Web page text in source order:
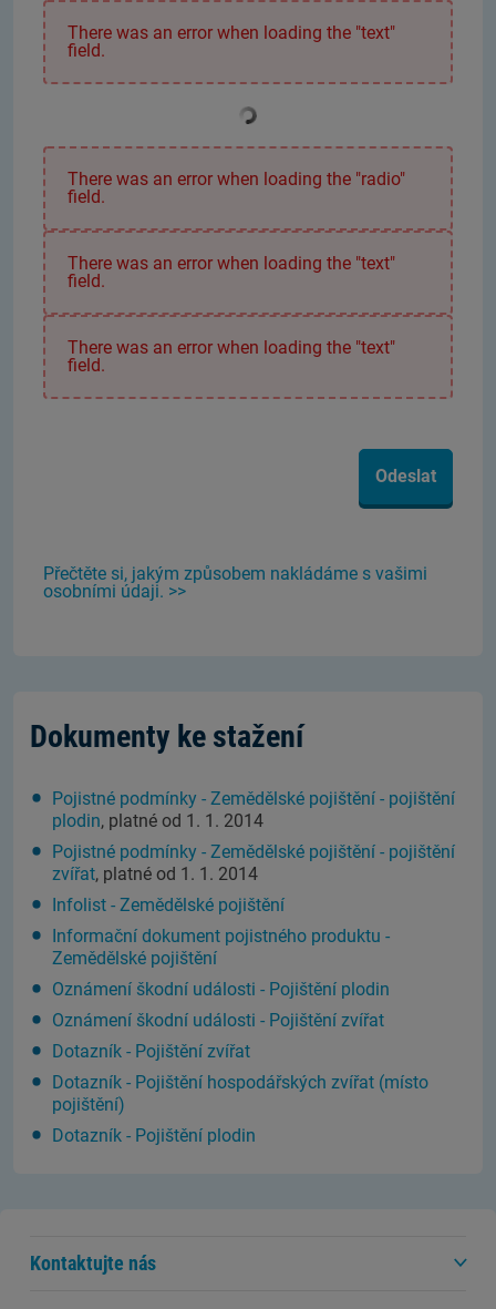
There was an error when loading the "text"
field.
There was an error when loading the "radio"
field.
There was an error when loading the "text"
field.
There was an error when loading the "text"
field.
Odeslat
Přečtěte si, jakým způsobem nakládáme s vašimi
osobními údaji. >>
Dokumenty ke stažení
Pojistné podmínky - Zemědělské pojištění - pojištění
plodin, platné od 1. 1. 2014
Pojistné podmínky - Zemědělské pojištění - pojištění
zvířat, platné od 1. 1. 2014
Infolist - Zemědělské pojištění
Informační dokument pojistného produktu -
Zemědělské pojištění
Oznámení škodní události - Pojištění plodin
Oznámení škodní události - Pojištění zvířat
Dotazník - Pojištění zvířat
Dotazník - Pojištění hospodářských zvířat (místo
pojištění)
Dotazník - Pojištění plodin
Kontaktujte nás